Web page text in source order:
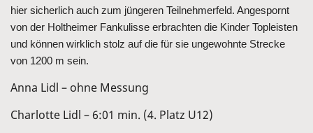
hier sicherlich auch zum jüngeren Teilnehmerfeld. Angespornt
von der Holtheimer Fankulisse erbrachten die Kinder Topleisten
und können wirklich stolz auf die für sie ungewohnte Strecke
von 1200 m sein.
Anna Lidl – ohne Messung
Charlotte Lidl – 6:01 min. (4. Platz U12)